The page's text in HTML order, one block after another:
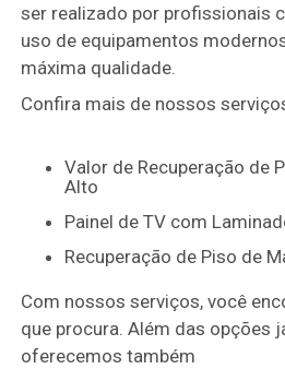
ser realizado por profissionais
uso de equipamentos
máxima qualidade.
Confira mais de nossos
Valor de Recuperação de Piso Vinílico Monte
Alto
Painel de TV com
Recuperação de Piso de
Com nossos serviços, você
que procura. Além das opções
oferecemos também